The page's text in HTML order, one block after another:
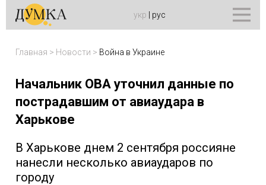
укр рус
Главная > Новости > Война в Украине
Начальник ОВА уточнил данные по
пострадавшим от авиаудара в
Харькове
В Харькове днем 2 сентября россияне
нанесли несколько авиаударов по
городу